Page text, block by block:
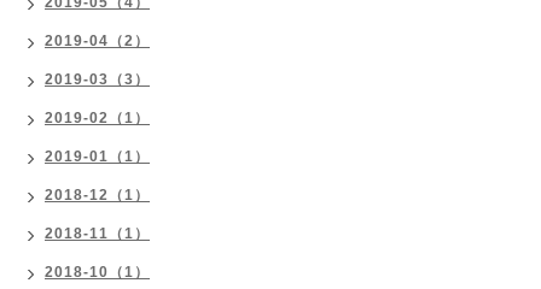
2019-04（2）
2019-03（3）
2019-02（1）
2019-01（1）
2018-12（1）
2018-11（1）
2018-10（1）